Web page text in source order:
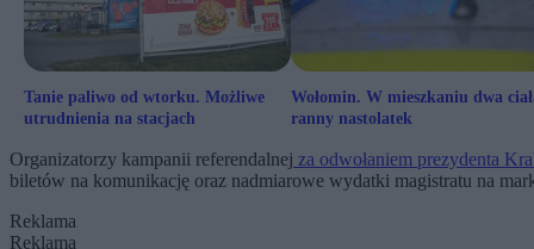
Tanie paliwo od wtorku. Możliwe
utrudnienia na stacjach
Wołomin. W mieszkaniu dwa
ranny nastolatek
Organizatorzy kampanii referendalnej za odwołaniem prezydenta
biletów na komunikację oraz nadmiarowe wydatki magistratu na
Reklama
Reklama